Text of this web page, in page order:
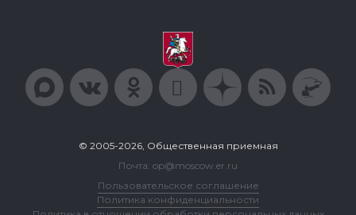
© 2005-2026, Общественная приемная
Почта: op@moscow.er.ru
Пользовательское соглашение
Политика конфиденциальности